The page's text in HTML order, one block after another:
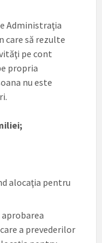
Administraţia
care să rezulte
pe cont
propria
nu este
alocaţia pentru
aprobarea
a prevederilor